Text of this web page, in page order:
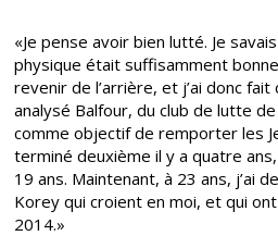
«Je pense avoir bien lutté. Je
physique était suffisamment
revenir de l’arrière, et j’ai donc
analysé Balfour, du club de lutte de
comme objectif de remporter les
terminé deuxième il y a quatre
19 ans. Maintenant, à 23 ans, j’ai
Korey qui croient en moi, et qui
2014.»